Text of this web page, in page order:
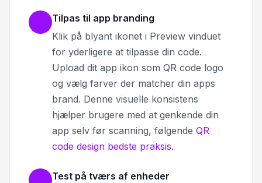
Tilpas til app branding
Klik på blyant ikonet i Preview vinduet
for yderligere at tilpasse din code.
Upload dit app ikon som QR code logo
og vælg farver der matcher din apps
brand. Denne visuelle konsistens
hjælper brugere med at genkende din
app selv før scanning, følgende QR
code design bedste praksis.
Test på tværs af enheder